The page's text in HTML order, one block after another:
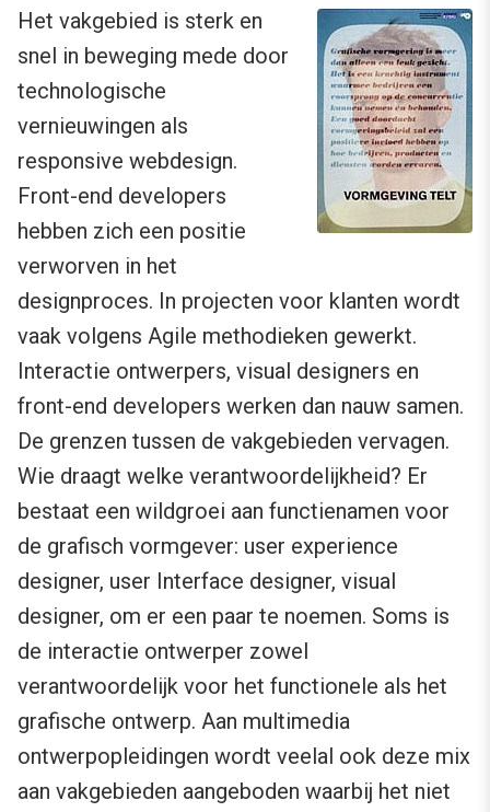
Het vakgebied is sterk en
snel in beweging mede door
technologische
vernieuwingen als
responsive webdesign.
Front-end developers
hebben zich een positie
verworven in het
designproces. In projecten voor klanten wordt
vaak volgens Agile methodieken gewerkt.
Interactie ontwerpers, visual designers en
front-end developers werken dan nauw samen.
De grenzen tussen de vakgebieden vervagen.
Wie draagt welke verantwoordelijkheid? Er
bestaat een wildgroei aan functienamen voor
de grafisch vormgever: user experience
designer, user Interface designer, visual
designer, om er een paar te noemen. Soms is
de interactie ontwerper zowel
verantwoordelijk voor het functionele als het
grafische ontwerp. Aan multimedia
ontwerpopleidingen wordt veelal ook deze mix
aan vakgebieden aangeboden waarbij het niet